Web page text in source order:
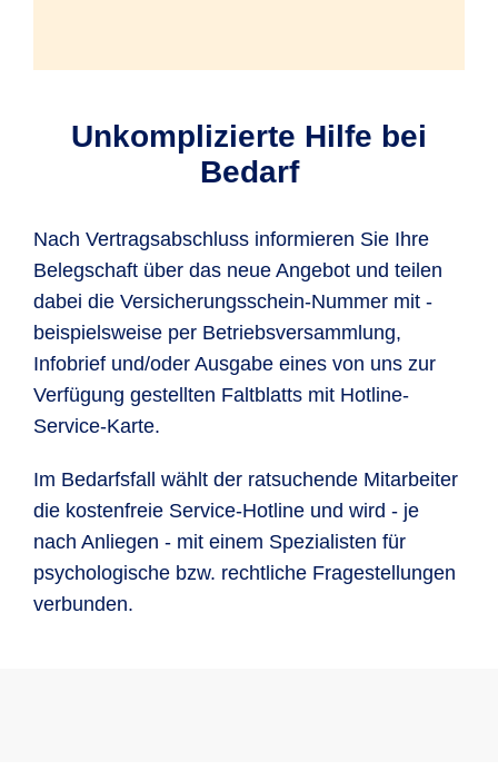
Unkomplizierte Hilfe bei
Bedarf
Nach Vertragsabschluss informieren Sie Ihre
Belegschaft über das neue Angebot und teilen
dabei die Versicherungsschein-Nummer mit -
beispielsweise per Betriebsversammlung,
Infobrief und/oder Ausgabe eines von uns zur
Verfügung gestellten Faltblatts mit Hotline-
Service-Karte.
Im Bedarfsfall wählt der ratsuchende Mitarbeiter
die kostenfreie Service-Hotline und wird - je
nach Anliegen - mit einem Spezialisten für
psychologische bzw. rechtliche Fragestellungen
verbunden.